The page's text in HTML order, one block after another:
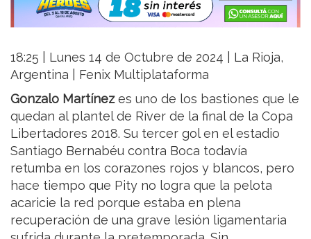
18:25 | Lunes 14 de Octubre de 2024 | La Rioja,
Argentina | Fenix Multiplataforma
Gonzalo Martínezes uno de los bastiones que le
quedan al plantel de River de la final de la Copa
Libertadores 2018. Su tercer gol en el estadio
Santiago Bernabéu contra Boca todavía
retumba en los corazones rojos y blancos, pero
hace tiempo que Pity no logra que la pelota
acaricie la red porque estaba en plena
recuperación de una grave lesión ligamentaria